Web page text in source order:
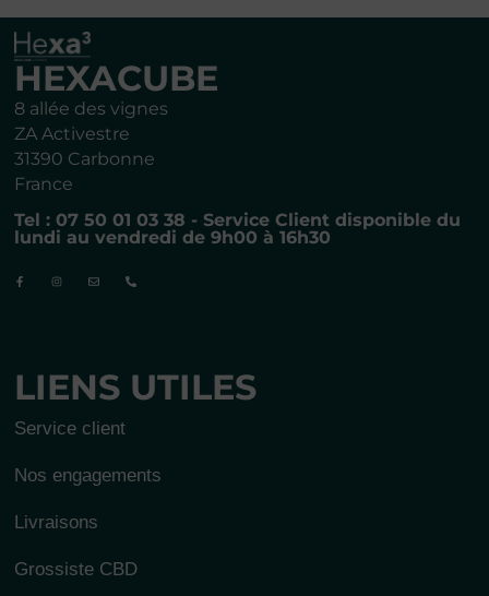
HEXACUBE
8 allée des vignes
ZA Activestre
31390 Carbonne
France
Tel : 07 50 01 03 38 - Service Client disponible du
lundi au vendredi de 9h00 à 16h30
LIENS UTILES
Service client
Nos engagements
Livraisons
Grossiste CBD